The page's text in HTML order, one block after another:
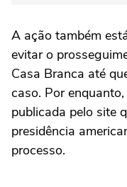
A ação também
evitar o
Casa Branca até
caso. Por
publicada pelo site
presidência
processo.